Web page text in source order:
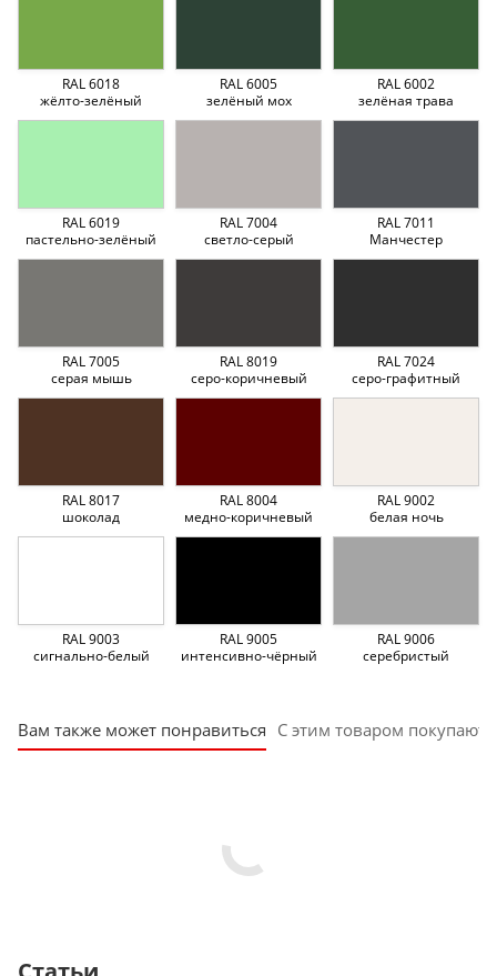
RAL 6018
жёлто-зелёный
RAL 6005
зелёный мох
RAL 6002
зелёная трава
RAL 6019
пастельно-зелёный
RAL 7004
светло-серый
RAL 7011
Манчестер
RAL 7005
серая мышь
RAL 8019
серо-коричневый
RAL 7024
серо-графитный
RAL 8017
шоколад
RAL 8004
медно-коричневый
RAL 9002
белая ночь
RAL 9003
сигнально-белый
RAL 9005
интенсивно-чёрный
RAL 9006
серебристый
Вам также может понравиться С этим товаром покупают